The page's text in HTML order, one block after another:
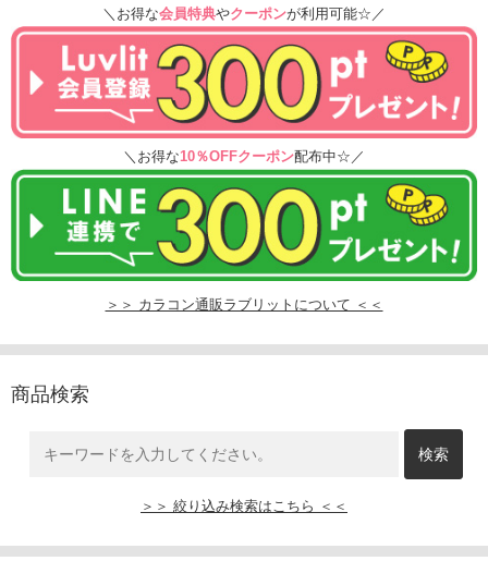
＼お得な会員特典やクーポンが利用可能☆／
＼お得な10％OFFクーポン配布中☆／
＞＞ カラコン通販ラブリットについて ＜＜
商品検索
＞＞ 絞り込み検索はこちら ＜＜